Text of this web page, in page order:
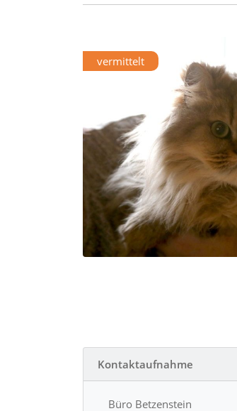
vermittelt
Kontaktaufnahme
Büro Betzenstein